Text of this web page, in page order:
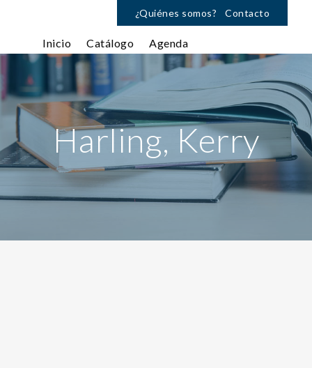
¿Quiénes somos? Contacto
Inicio Catálogo Agenda
Harling, Kerry